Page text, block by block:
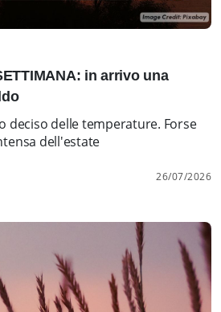
in arrivo una
deciso delle temperature. Forse
dell'estate
26/07/2026